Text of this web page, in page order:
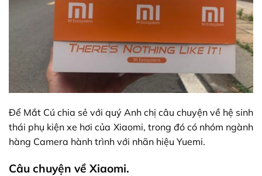
Để Mắt Cú chia sẻ với quý Anh chị câu chuyện về hệ sinh
thái phụ kiện xe hơi của Xiaomi, trong đó có nhóm ngành
hàng Camera hành trình với nhãn hiệu Yuemi.
Câu chuyện về Xiaomi.